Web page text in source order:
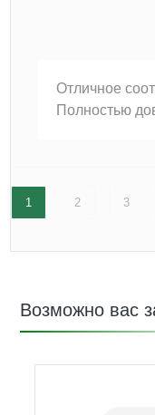
Отличное
Полностью
1 2 3
Возможно вас